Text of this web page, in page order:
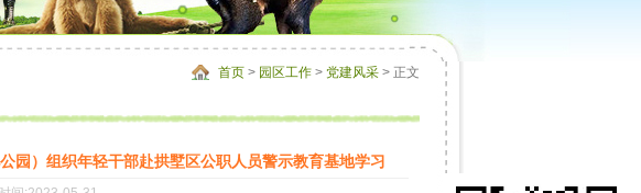
首页 > 园区工作 > 党建风采 > 正文
园）组织年轻干部赴拱墅区公职人员警示教育基地学习